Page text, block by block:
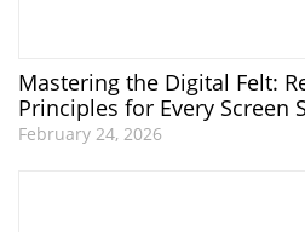
Mastering the Digital Felt:
Principles for Every Screen
February 24, 2026